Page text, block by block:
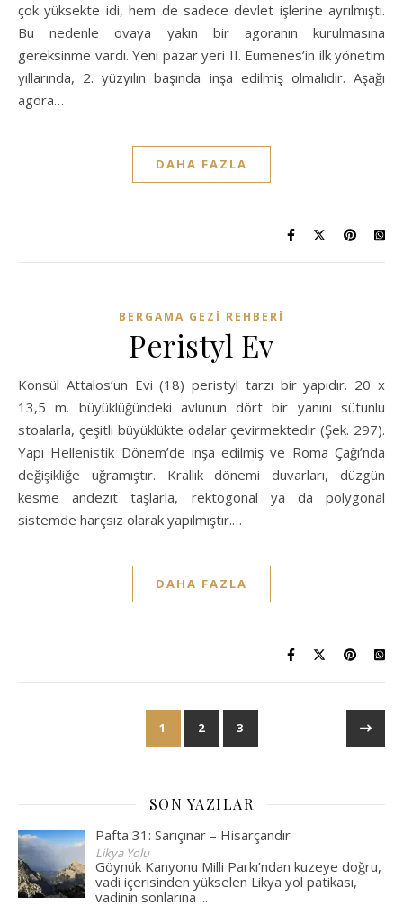
çok yüksekte idi, hem de sadece devlet işlerine ayrılmıştı.
Bu nedenle ovaya yakın bir agoranın kurulmasına
gereksinme vardı. Yeni pazar yeri II. Eumenes’in ilk yönetim
yıllarında, 2. yüzyılın başında inşa edilmiş olmalıdır. Aşağı
agora…
DAHA FAZLA
BERGAMA GEZI REHBERI
Peristyl Ev
Konsül Attalos’un Evi (18) peristyl tarzı bir yapıdır. 20 x
13,5 m. büyüklüğündeki avlunun dört bir yanını sütunlu
stoalarla, çeşitli büyüklükte odalar çevirmektedir (Şek. 297).
Yapı Hellenistik Dönem’de inşa edilmiş ve Roma Çağı’nda
değişikliğe uğramıştır. Krallık dönemi duvarları, düzgün
kesme andezit taşlarla, rektogonal ya da polygonal
sistemde harçsız olarak yapılmıştır.…
DAHA FAZLA
1 2 3
SON YAZILAR
Pafta 31: Sarıçınar – Hisarçandır
Likya Yolu
Göynük Kanyonu Milli Parkı’ndan kuzeye doğru,
vadi içerisinden yükselen Likya yol patikası,
vadinin sonlarına...